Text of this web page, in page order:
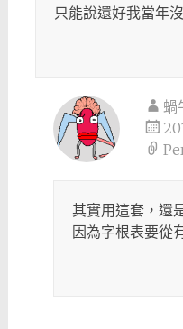
只能說還好我當年
蝸
其實用這套，還
因為字根表要從